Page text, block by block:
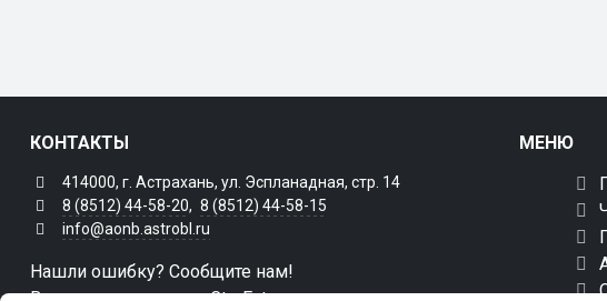
КОНТАКТЫ
414000, г. Астрахань, ул. Эспланадная, стр. 14
8 (8512) 44-58-20, 8 (8512) 44-58-15
info@aonb.astrobl.ru
Нашли ошибку? Сообщите нам!
МЕНЮ